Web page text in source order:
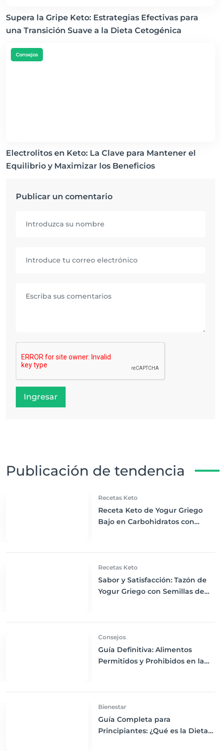
Supera la Gripe Keto: Estrategias Efectivas para
una Transición Suave a la Dieta Cetogénica
Consejos
Electrolitos en Keto: La Clave para Mantener el
Equilibrio y Maximizar los Beneficios
Publicar un comentario
Ingresar
Publicación de tendencia
Recetas Keto
Receta Keto de Yogur Griego
Bajo en Carbohidratos con
Recetas Keto
Sabor y Satisfacción: Tazón de
Yogur Griego con Semillas de
Consejos
Guía Definitiva: Alimentos
Permitidos y Prohibidos en la
Bienestar
Guía Completa para
Principiantes: ¿Qué es la Dieta